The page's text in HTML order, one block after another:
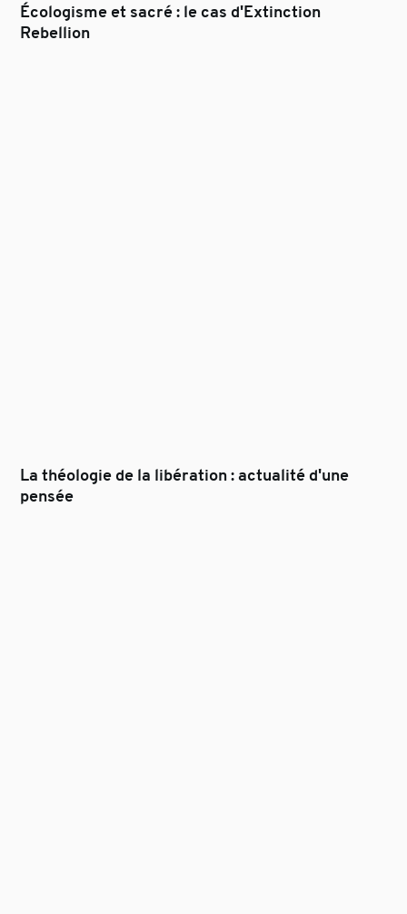
Écologisme et sacré : le cas d'Extinction
Rebellion
La théologie de la libération : actualité d'une
pensée